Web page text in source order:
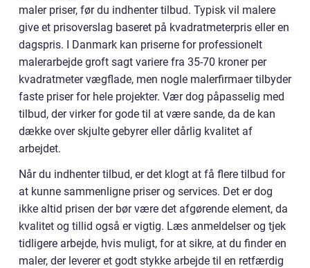
maler priser, før du indhenter tilbud. Typisk vil malere
give et prisoverslag baseret på kvadratmeterpris eller en
dagspris. I Danmark kan priserne for professionelt
malerarbejde groft sagt variere fra 35-70 kroner per
kvadratmeter vægflade, men nogle malerfirmaer tilbyder
faste priser for hele projekter. Vær dog påpasselig med
tilbud, der virker for gode til at være sande, da de kan
dække over skjulte gebyrer eller dårlig kvalitet af
arbejdet.
Når du indhenter tilbud, er det klogt at få flere tilbud for
at kunne sammenligne priser og services. Det er dog
ikke altid prisen der bør være det afgørende element, da
kvalitet og tillid også er vigtig. Læs anmeldelser og tjek
tidligere arbejde, hvis muligt, for at sikre, at du finder en
maler, der leverer et godt stykke arbejde til en retfærdig